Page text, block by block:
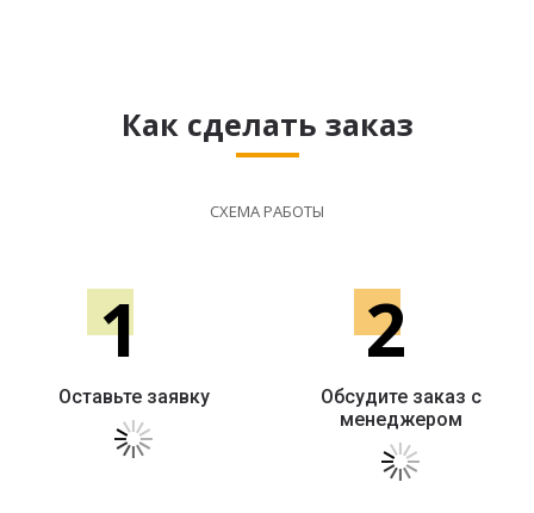
Как сделать заказ
СХЕМА РАБОТЫ
1
Оставьте заявку
2
Обсудите заказ с
менеджером